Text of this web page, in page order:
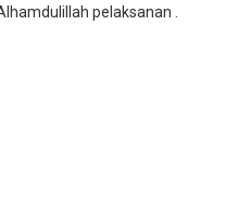
pelaksanan .